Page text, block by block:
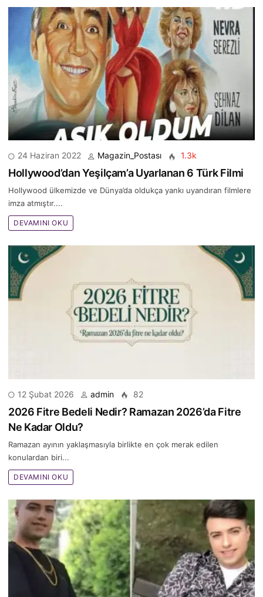
24 Haziran 2022 Magazin_Postası 1.3k
Hollywood’dan Yeşilçam’a Uyarlanan 6 Türk Filmi
Hollywood ülkemizde ve Dünya’da oldukça yankı uyandıran filmlere
imza atmıştır....
DEVAMINI OKU
12 Şubat 2026 admin 82
2026 Fitre Bedeli Nedir? Ramazan 2026’da Fitre
Ne Kadar Oldu?
Ramazan ayının yaklaşmasıyla birlikte en çok merak edilen
konulardan biri...
DEVAMINI OKU